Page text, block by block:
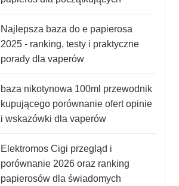
Najlepsza baza do e papierosa
2025 - ranking, testy i praktyczne
porady dla vaperów
baza nikotynowa 100ml przewodnik
kupującego porównanie ofert opinie
i wskazówki dla vaperów
Elektromos Cigi przegląd i
porównanie 2026 oraz ranking
papierosów dla świadomych